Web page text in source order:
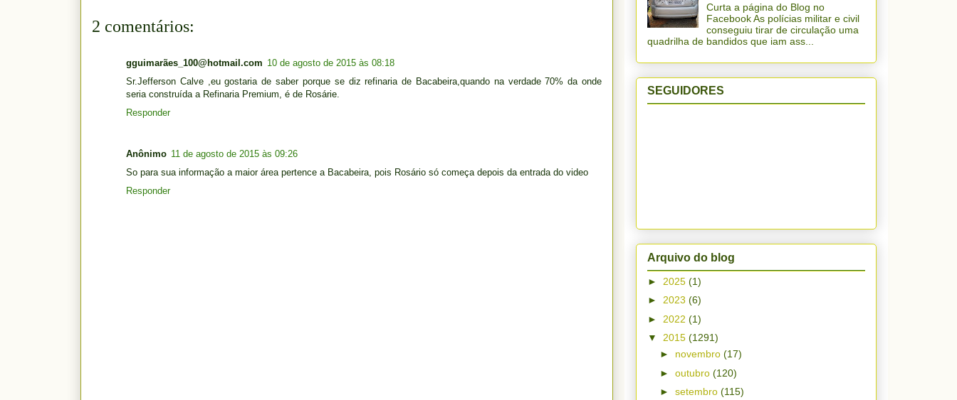
2 comentários:
gguimarães_100@hotmail.com 10 de agosto de 2015 às 08:18
Sr.Jefferson Calve ,eu gostaria de saber porque se diz refinaria de Bacabeira,quando na verdade 70% da onde
seria construída a Refinaria Premium, é de Rosárie.
Responder
Anônimo 11 de agosto de 2015 às 09:26
So para sua informação a maior área pertence a Bacabeira, pois Rosário só começa depois da entrada do video
Responder
Curta a página do Blog no
Facebook As polícias militar e civil
conseguiu tirar de circulação uma
quadrilha de bandidos que iam ass...
SEGUIDORES
Arquivo do blog
► 2025 (1)
► 2023 (6)
► 2022 (1)
▼ 2015 (1291)
► novembro (17)
► outubro (120)
► setembro (115)